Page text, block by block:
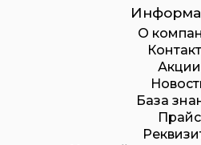
О
Акции
База
Прайс